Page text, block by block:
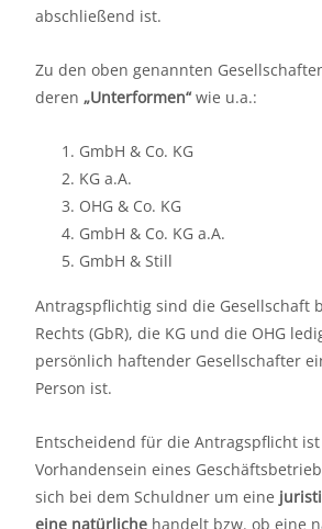
abschließend ist.
Zu den oben genannten
deren „Unterformen“wie u.a.:
GmbH & Co. KG
KG a.A.
OHG & Co. KG
GmbH & Co. KG a.A.
GmbH & Still
Antragspflichtig sind die Gesellschaft
Rechts (GbR), die KG und die OHG
persönlich haftender Gesellschafter
Person ist.
Entscheidend für die Antragspflicht
Vorhandensein eines
sich bei dem Schuldner um eine
eine natürliche handelt bzw. ob eine